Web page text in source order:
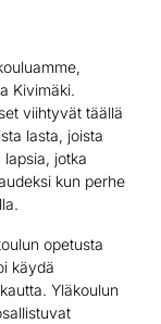
Kivimäki.
viihtyvät täällä
lasta, joista
jotka
kun perhe
opetusta
käydä
Yläkoulun